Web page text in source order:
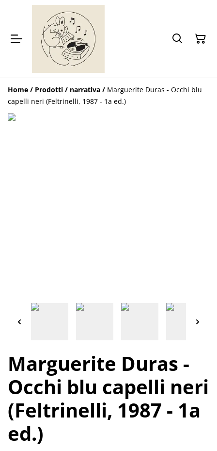
Home / Prodotti / narrativa / Marguerite Duras - Occhi blu
capelli neri (Feltrinelli, 1987 - 1a ed.)
Marguerite Duras -
Occhi blu capelli neri
(Feltrinelli, 1987 - 1a
ed.)